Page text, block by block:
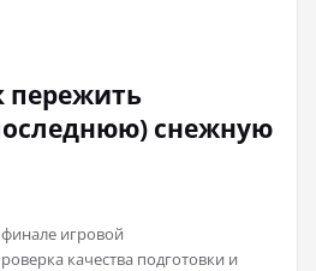
пережить
снежную
игровой
качества подготовки и